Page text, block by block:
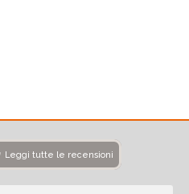
Leggi tutte le recensioni